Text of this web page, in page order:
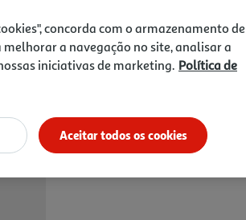
Notas de preparação
concorda com o armazenamento de
a navegação no site, analisar a
iniciativas de marketing. Política de
Aceitar todos os cookies